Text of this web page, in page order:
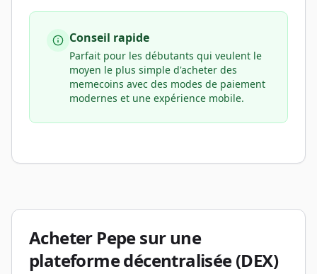
Conseil rapide
Parfait pour les débutants qui veulent le
moyen le plus simple d'acheter des
memecoins avec des modes de paiement
modernes et une expérience mobile.
Acheter Pepe sur une
plateforme décentralisée (DEX)